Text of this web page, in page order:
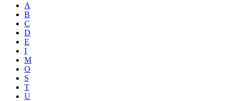
A
B
C
D
E
I
M
O
S
T
U